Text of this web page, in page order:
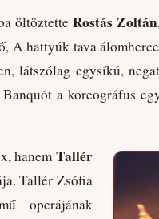
öltöztette Rostás Zoltán
A hattyúk tava
látszólag egysíkú,
a koreográfus
hanem Tallér
Tallér Zsófia
operájának